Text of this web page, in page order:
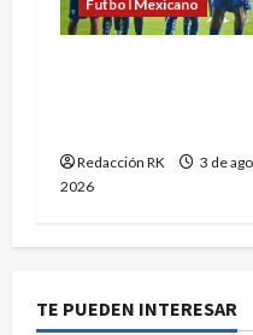
Futbol Mexicano
Redacción RK
3 de
2026
TE PUEDEN INTERESAR